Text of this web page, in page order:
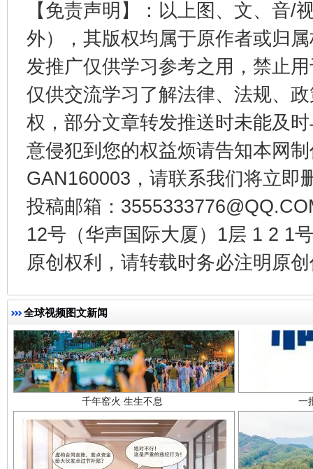
【免责声明】：以上图、文、音/
外），其版权均属于原作者或归
发推广仅供学习参考之用，禁止
仅供交流学习了解法律、法规、
权，部分文章转发推送时未能及
意侵犯到您的权益烦请告知本网
GAN160003，请联系我们将立即
投稿邮箱：
12号（华声国际大厦）1层 1 2 1
原创权利，请转载时务必注明原
全球视频图文新闻
东山县通报“牛蛙产品抗生素超标问题” 法
千年窑火 生生不息